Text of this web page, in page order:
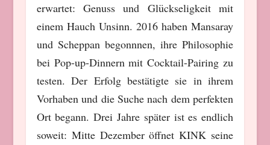
erwartet: Genuss und Glückseligkeit mit
einem Hauch Unsinn. 2016 haben Mansaray
und Scheppan begonnnen, ihre Philosophie
bei Pop-up-Dinnern mit Cocktail-Pairing zu
testen. Der Erfolg bestätigte sie in ihrem
Vorhaben und die Suche nach dem perfekten
Ort begann. Drei Jahre später ist es endlich
soweit: Mitte Dezember öffnet KINK seine